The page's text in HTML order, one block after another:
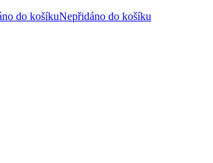
do košíkuNepřidáno do košíku